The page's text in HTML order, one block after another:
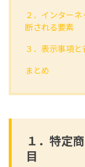
２．インター
断される要素
３．表示事項
まとめ
１．特定
目